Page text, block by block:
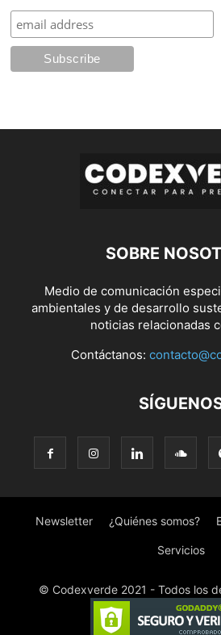
SOBRE
Medio de comunicación
ambientales y de desarrollo
noticias relacionadas
Contáctanos:
Newsletter ¿Quiénes somos?
Servicios
© Codexverde 2021 - Todos los